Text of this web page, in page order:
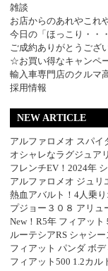
雑談
お店からのあれやこれ
今日の「ほっこり・・・
ご成約ありがとうござ
☆お買い得なキャンペ
輸入車専門店のクルマ
採用情報
NEW ARTICLE
アルファロメオ スパイ
オシャレなラグジュア
フレンチEV！2024年
アルファロメオ ジュリ
熱血アバルト！4人乗
プジョー３０８ アリュ
New！R5年 フィアッ
ルーテシアRS シャシ
フィアット パンダ ボ
フィアット500 1.2カル